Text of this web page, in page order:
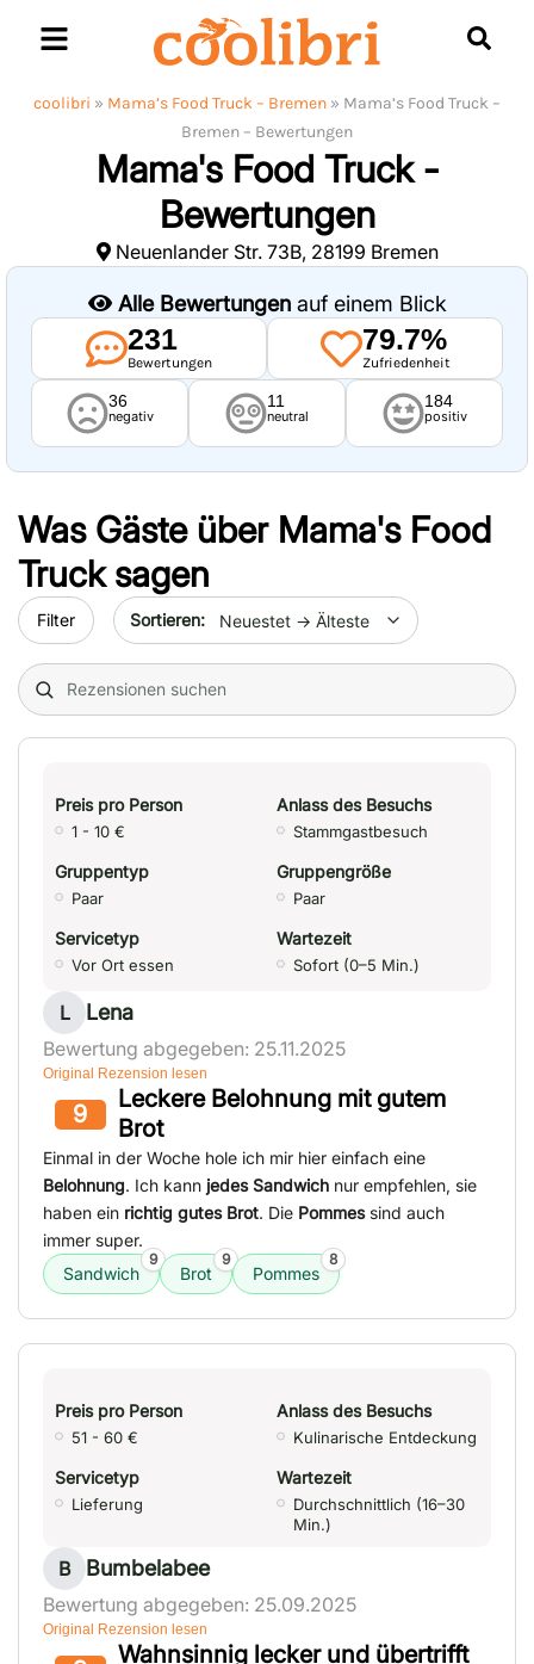
coolibri » Mama’s Food Truck – Bremen » Mama’s Food Truck –
Bremen – Bewertungen
Mama's Food Truck -
Bewertungen
Neuenlander Str. 73B, 28199 Bremen
Alle Bewertungenauf einem Blick
231
Bewertungen
79.7%
Zufriedenheit
36
negativ
11
neutral
184
positiv
Was Gäste über Mama's Food
Trucksagen
Filter Sort by date
Search (title/text)
Preis pro Person
1 - 10 €
Anlass des Besuchs
Stammgastbesuch
Gruppentyp
Paar
Gruppengröße
Paar
Servicetyp
Vor Ort essen
Wartezeit
Sofort (0–5 Min.)
L Lena
Bewertung abgegeben: 25.11.2025
Original Rezension lesen
9
Leckere Belohnung mit gutem
Brot
Einmal in der Woche hole ich mir hier einfach eine
Belohnung. Ich kann jedes Sandwich nur empfehlen, sie
haben ein richtig gutes Brot. Die Pommessind auch
immer super.
Sandwich
9
Brot
9
Pommes
8
Preis pro Person
51 - 60 €
Anlass des Besuchs
Kulinarische Entdeckung
Servicetyp
Lieferung
Wartezeit
Durchschnittlich (16–30
Min.)
B Bumbelabee
Bewertung abgegeben: 25.09.2025
Original Rezension lesen
Wahnsinnig lecker und übertrifft